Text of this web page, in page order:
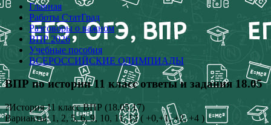
Главная
Работы СтатГрад
Разговоры о важном
ВПР 2026
Учебные пособия
ВСЕРОССИЙСКИЕ ОЛИМПИАДЫ
ВПР по истории 11 класс ответы и задания 18.05
?История 11 класс ВПР (18.05.17)
Варианты: 1, 2, 5, 6, 9, 10, 11, 12 ( +0,+1, +2, +4 )